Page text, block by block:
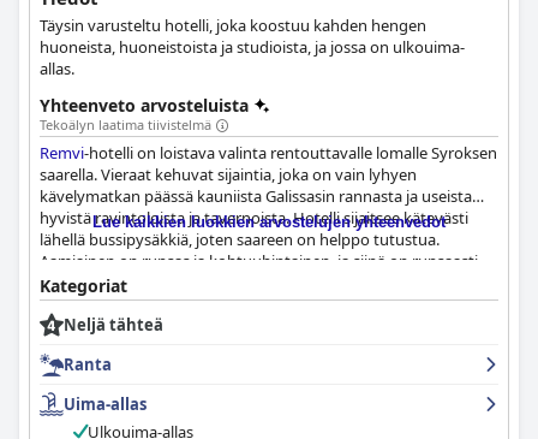
Täysin varusteltu hotelli, joka koostuu kahden hengen
huoneista, huoneistoista ja studioista, ja jossa on ulkouima-
allas.
Yhteenveto arvosteluista
Tekoälyn laatima tiivistelmä
Remvi-hotelli on loistava valinta rentouttavalle lomalle Syroksen
saarella. Vieraat kehuvat sijaintia, joka on vain lyhyen
kävelymatkan päässä kauniista Galissasin rannasta ja useista
hyvistä ravintoloista ja tavernoista. Hotelli sijaitsee kätevästi
lähellä bussipysäkkiä, joten saareen on helppo tutustua.
Aamiainen on runsas ja kohtuuhintainen, ja siinä on runsaasti
erilaisia vaihtoehtoja, kuten tuoreita hedelmäsmoothieita,
kotitekoisia hilloja, alueellisia erikoisuuksia ja jopa käsintehtyjä
leivonnaisia. Huoneet ovat tilavia, kauniita ja hyvin
näkymät merelle ja uima-altaalle. Hotelli on kauniisti ylläpidetty
ja tahrattoman puhdas, ja siellä on poikkeuksellinen
henkilökunta, joka on uskomattoman ystävällistä,
vieraanvaraista ja avuliasta koko vieraiden oleskelun ajan.
Lue kaikkien luokkien arvostelujen yhteenvedot
Kategoriat
Neljä tähteä
Ranta
Uima-allas
Ulkouima-allas